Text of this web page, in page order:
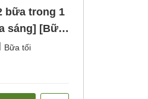
bữa trong 1
sáng] [Bữa
Bữa tối